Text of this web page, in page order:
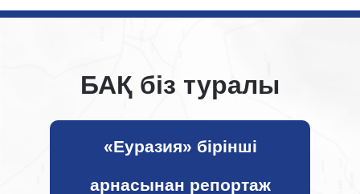
БАҚ біз туралы
«Еуразия» бірінші
арнасынан репортаж